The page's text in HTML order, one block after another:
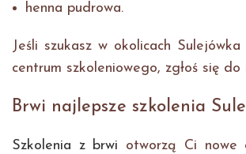
henna pudrowa.
Jeśli szukasz w okolicach Sulejówka
centrum szkoleniowego, zgłoś się do
Brwi najlepsze szkolenia
Szkolenia z brwi otworzą Ci nowe